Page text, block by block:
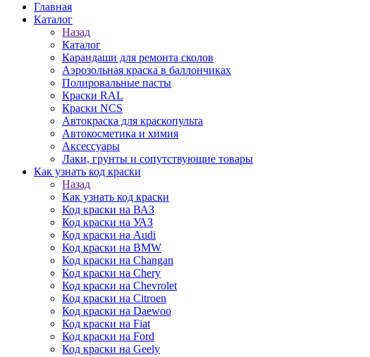
Главная
Каталог
Назад
Каталог
Карандаши для ремонта сколов
Аэрозольная краска в баллончиках
Полировальные пасты
Краски RAL
Краски NCS
Автокраска для краскопульта
Автокосметика и химия
Аксессуары
Лаки, грунты и сопутствующие товары
Как узнать код краски
Назад
Как узнать код краски
Код краски на ВАЗ
Код краски на УАЗ
Код краски на Audi
Код краски на BMW
Код краски на Changan
Код краски на Chery
Код краски на Chevrolet
Код краски на Citroen
Код краски на Daewoo
Код краски на Fiat
Код краски на Ford
Код краски на Geely